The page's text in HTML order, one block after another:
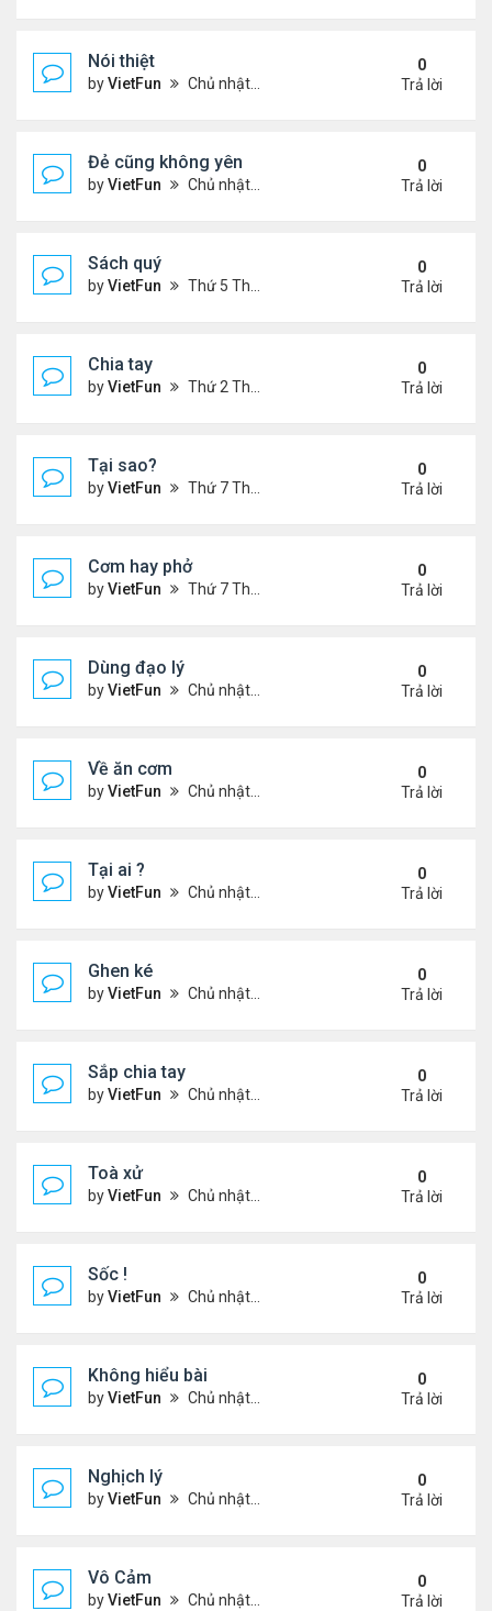
Nói thiệt
byVietFun Chủ nhật Tháng 12 12, 2021 11:06 pm
0
Trả lời
Đẻ cũng không yên
byVietFun Chủ nhật Tháng 12 12, 2021 10:54 pm
0
Trả lời
Sách quý
byVietFun Thứ 5 Tháng 12 09, 2021 11:54 am
0
Trả lời
Chia tay
byVietFun Thứ 2 Tháng 12 06, 2021 1:07 pm
0
Trả lời
Tại sao?
byVietFun Thứ 7 Tháng 12 04, 2021 11:07 pm
0
Trả lời
Cơm hay phở
byVietFun Thứ 7 Tháng 11 20, 2021 8:07 pm
0
Trả lời
Dùng đạo lý
byVietFun Chủ nhật Tháng 11 14, 2021 9:35 pm
0
Trả lời
Về ăn cơm
byVietFun Chủ nhật Tháng 11 14, 2021 9:34 pm
0
Trả lời
Tại ai ?
byVietFun Chủ nhật Tháng 11 14, 2021 9:21 pm
0
Trả lời
Ghen ké
byVietFun Chủ nhật Tháng 11 14, 2021 9:11 pm
0
Trả lời
Sắp chia tay
byVietFun Chủ nhật Tháng 11 14, 2021 9:09 pm
0
Trả lời
Toà xử
byVietFun Chủ nhật Tháng 11 14, 2021 9:06 pm
0
Trả lời
Sốc !
byVietFun Chủ nhật Tháng 11 14, 2021 9:05 pm
0
Trả lời
Không hiểu bài
byVietFun Chủ nhật Tháng 11 14, 2021 9:01 pm
0
Trả lời
Nghịch lý
byVietFun Chủ nhật Tháng 11 07, 2021 9:39 pm
0
Trả lời
Vô Cảm
byVietFun Chủ nhật Tháng 11 07, 2021 8:01 pm
0
Trả lời